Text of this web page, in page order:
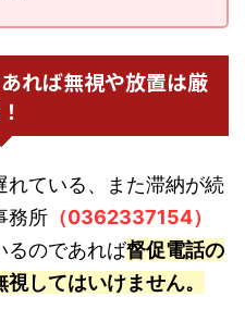
れば無視や放置は厳
ている、また滞納が続
務所 （0362337154）
るのであれば督促電話の
してはいけません。